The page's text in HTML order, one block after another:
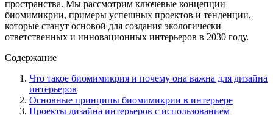
пространства. Мы рассмотрим ключевые концепции
биомимикрии, примеры успешных проектов и тенденции,
которые станут основой для создания экологически
ответственных и инновационных интерьеров в 2030 году.
Содержание
Что такое биомимикрия и почему она важна для дизайна
интерьеров
Основные принципы биомимикрии в интерьере
Проекты дизайна интерьеров с использованием